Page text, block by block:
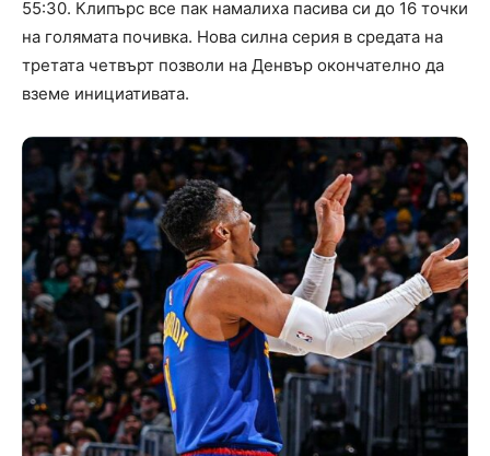
55:30. Клипърс все пак намалиха пасива си до 16 точки
на голямата почивка. Нова силна серия в средата на
третата четвърт позволи на Денвър окончателно да
вземе инициативата.